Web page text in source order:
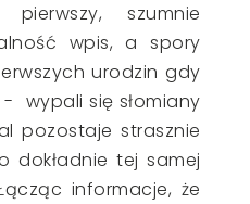
szumnie
wpis, a spory
urodzin gdy
wypali się słomiany
pozostaje strasznie
dokładnie tej samej
informacje, że